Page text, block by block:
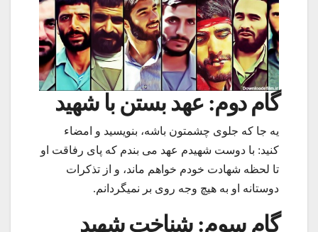
گام دوم: عهد بستن با شهید
یه جا که جلوی چشمتون باشه، بنویسید و امضاء
کنید: با دوست شهیدم عهد می بندم که پای رفاقت او
تا لحظه شهادت خودم خواهم ماند، و از تذکرات
دوستانه او به هیچ وجه روی بر نمیگردانم.
گام سوم: شناخت شهید